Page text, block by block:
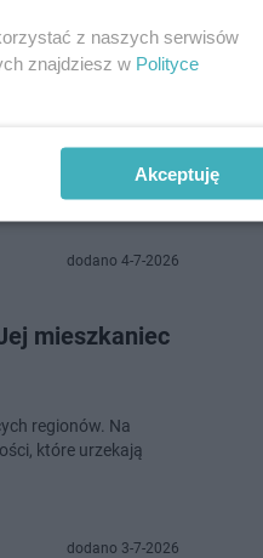
dodano 4-7-2026
mieszkaniec
regionów. Na
które urzekają
dodano 3-7-2026
z naszych serwisów
znajdziesz w Polityce
Akceptuję